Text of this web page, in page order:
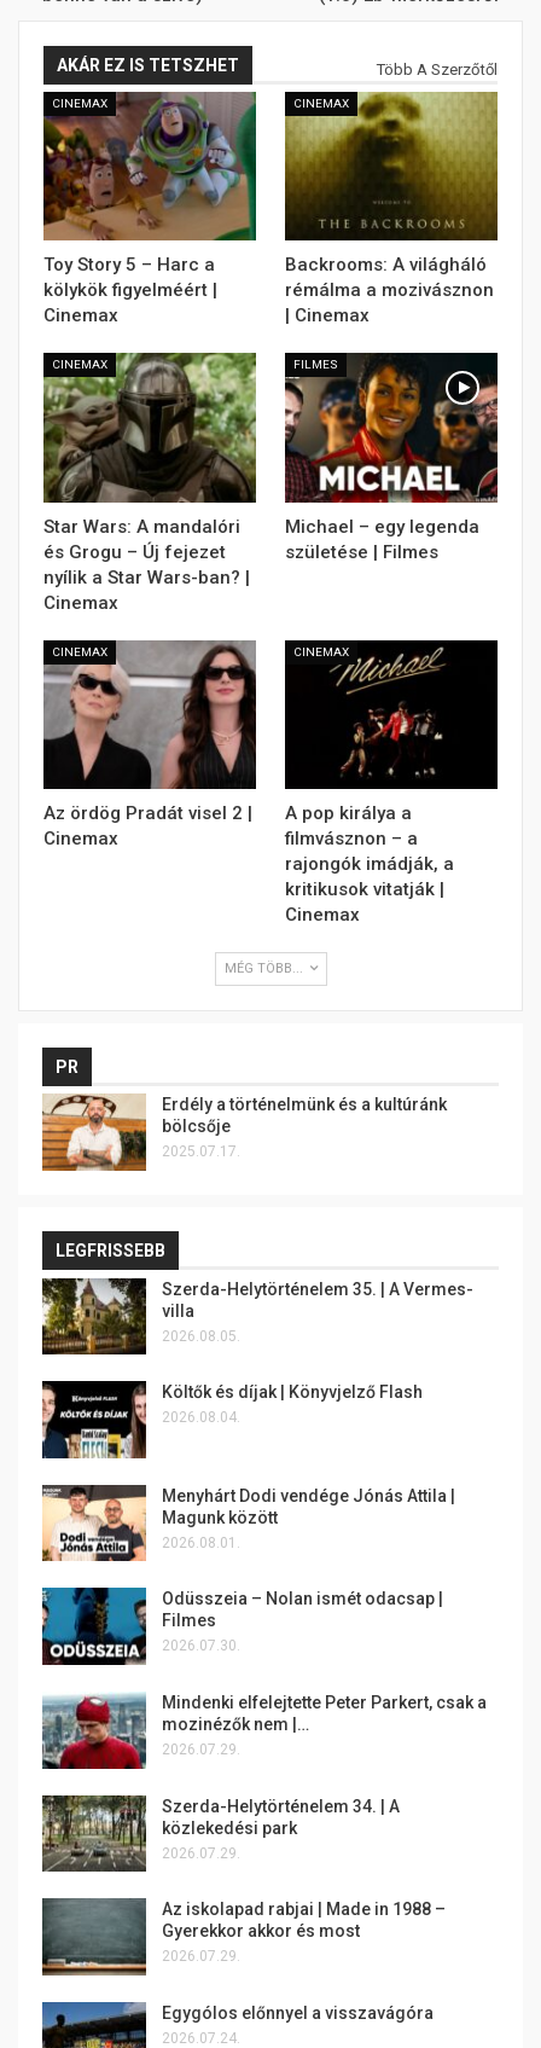
AKÁR EZ IS TETSZHET Több A Szerzőtől
CINEMAX
Toy Story 5 – Harc a
kölykök figyelméért |
Cinemax
CINEMAX
Backrooms: A világháló
rémálma a mozivásznon
| Cinemax
CINEMAX
Star Wars: A mandalóri
és Grogu – Új fejezet
nyílik a Star Wars-ban? |
Cinemax
FILMES
Michael – egy legenda
születése | Filmes
CINEMAX
Az ördög Pradát visel 2 |
Cinemax
CINEMAX
A pop királya a
filmvásznon – a
rajongók imádják, a
kritikusok vitatják |
Cinemax
MÉG TÖBB...
PR
Erdély a történelmünk és a kultúránk
bölcsője
2025.07.17.
LEGFRISSEBB
Szerda-Helytörténelem 35. | A Vermes-
villa
2026.08.05.
Költők és díjak | Könyvjelző Flash
2026.08.04.
Menyhárt Dodi vendége Jónás Attila |
Magunk között
2026.08.01.
Odüsszeia – Nolan ismét odacsap |
Filmes
2026.07.30.
Mindenki elfelejtette Peter Parkert, csak a
mozinézők nem |…
2026.07.29.
Szerda-Helytörténelem 34. | A
közlekedési park
2026.07.29.
Az iskolapad rabjai | Made in 1988 –
Gyerekkor akkor és most
2026.07.29.
Egygólos előnnyel a visszavágóra
2026.07.24.